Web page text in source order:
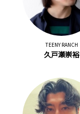
TEENY RANCH
久戸瀬崇裕